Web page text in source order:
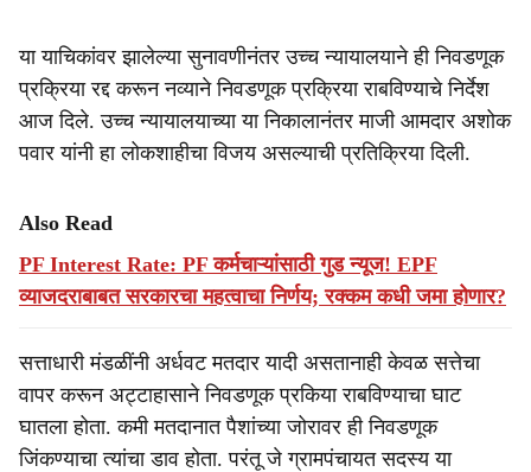
या याचिकांवर झालेल्या सुनावणीनंतर उच्च न्यायालयाने ही निवडणूक
प्रक्रिया रद्द करून नव्याने निवडणूक प्रक्रिया राबविण्याचे निर्देश
आज दिले. उच्च न्यायालयाच्या या निकालानंतर माजी आमदार अशोक
पवार यांनी हा लोकशाहीचा विजय असल्याची प्रतिक्रिया दिली.
Also Read
PF Interest Rate: PF कर्मचाऱ्यांसाठी गुड न्यूज! EPF
व्याजदराबाबत सरकारचा महत्वाचा निर्णय; रक्कम कधी जमा होणार?
सत्ताधारी मंडळींनी अर्धवट मतदार यादी असतानाही केवळ सत्तेचा
वापर करून अट्टाहासाने निवडणूक प्रकिया राबविण्याचा घाट
घातला होता. कमी मतदानात पैशांच्या जोरावर ही निवडणूक
जिंकण्याचा त्यांचा डाव होता. परंतू जे ग्रामपंचायत सदस्य या